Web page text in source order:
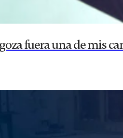
fuera una de mis